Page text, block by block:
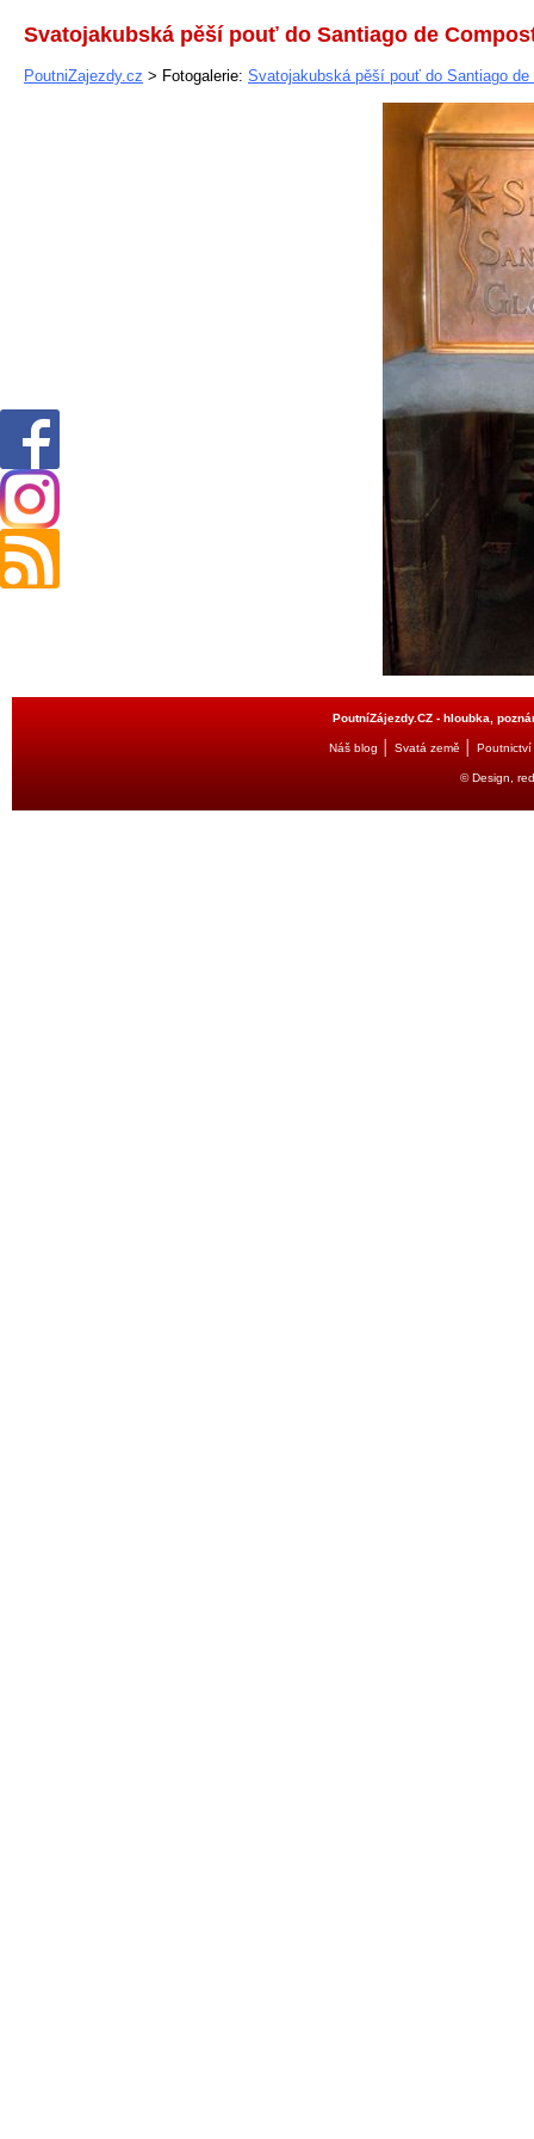
Svatojakubská pěší pouť do Santiago de
PoutniZajezdy.cz > Fotogalerie: Svatojakubská pěší pouť do Santiago de
PoutníZájezdy.CZ - hloubka,
Náš blog Svatá země Poutnictví
© Design,